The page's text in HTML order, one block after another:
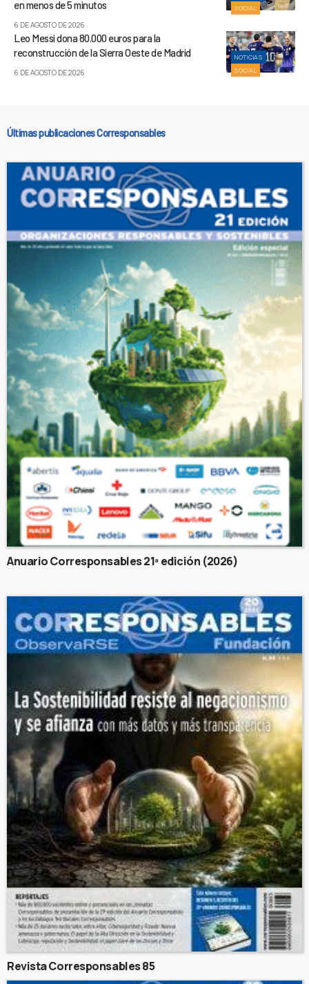
SOCIAL
en menos de 5 minutos
6 DE AGOSTO DE 2026
NOTICIAS
SOCIAL
Leo Messi dona 80.000 euros para la
reconstrucción de la Sierra Oeste de Madrid
6 DE AGOSTO DE 2026
Últimas publicaciones Corresponsables
Anuario Corresponsables 21ª edición (2026)
Revista Corresponsables 85